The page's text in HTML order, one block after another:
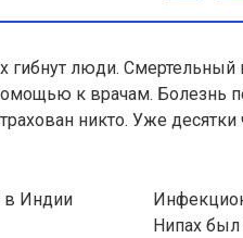
гибнут люди. Смертельный
к врачам. Болезнь
никто. Уже десятки
Нипах был